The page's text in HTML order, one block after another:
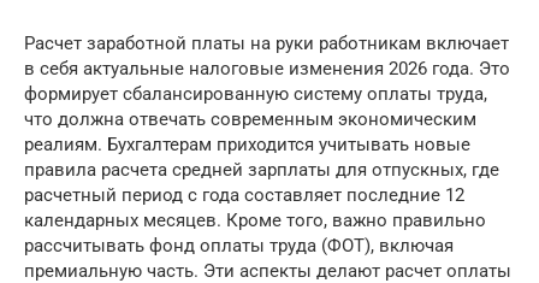
Расчет заработной платы на руки работникам включает
в себя актуальные налоговые изменения 2026 года. Это
формирует сбалансированную систему оплаты труда,
что должна отвечать современным экономическим
реалиям. Бухгалтерам приходится учитывать новые
правила расчета средней зарплаты для отпускных, где
расчетный период с года составляет последние 12
календарных месяцев. Кроме того, важно правильно
рассчитывать фонд оплаты труда (ФОТ), включая
премиальную часть. Эти аспекты делают расчет оплаты